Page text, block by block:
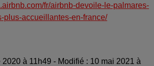
fr/airbnb-devoile-le-palmares-
plus-accueillantes-en-france/
2020 à 11h49 - Modifié : 10 mai 2021 à